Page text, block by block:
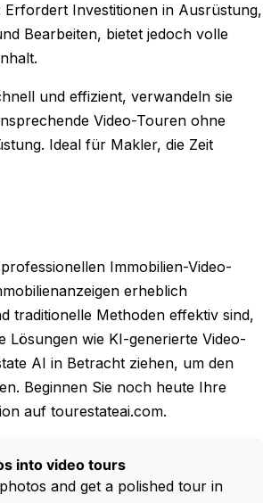
Erfordert Investitionen in Ausrüstung,
Bearbeiten, bietet jedoch volle
und effizient, verwandeln sie
Video-Touren ohne
Ideal für Makler, die Zeit
Immobilien-Video-
erheblich
traditionelle Methoden effektiv sind,
Lösungen wie KI-generierte Video-
AI in Betracht ziehen, um den
Beginnen Sie noch heute Ihre
auf tourestateai.com.
into video tours
and get a polished tour in